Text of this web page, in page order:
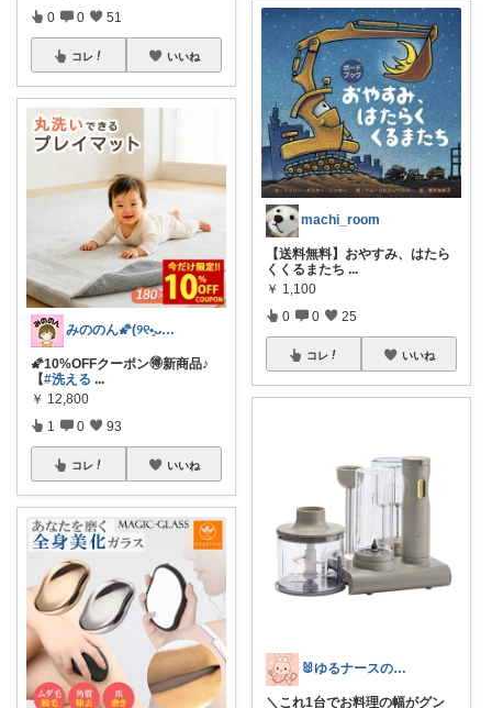
0 0 51
コレ いいね
みののん🌠(୨୧•͈ᴗ•͈)感謝♡
🌠10%OFFクーポン🉐新商品♪
【#洗える ...
￥ 12,800
1 0 93
コレ いいね
machi_room
【送料無料】おやすみ、はたら
くくるまたち ...
￥ 1,100
0 0 25
コレ いいね
🐰ゆるナースの愛用品ROOM🐰
＼これ1台でお料理の幅がグン